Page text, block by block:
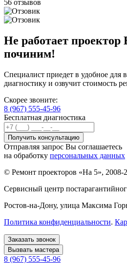
56 отзывов
Не работает
починим!
Специалист приедет в удобное для
диагностику и озвучит стоимость
Скорее звоните:
8 (967) 555-45-96
Бесплатная диагностика
Отправляя запрос Вы соглашаетесь
на обработку персональных данных
© Ремонт проекторов «На 5», 2008-
Сервисный центр
Ростов-на-Дону, улица Максима
Политика конфиденциальности.
Заказать звонок
Вызвать мастера
8 (967) 555-45-96